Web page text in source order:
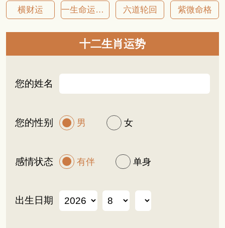
横财运 一生命运详批 六道轮回 紫微命格
十二生肖运势
您的姓名
您的性别 男 女
感情状态 有伴 单身
出生日期